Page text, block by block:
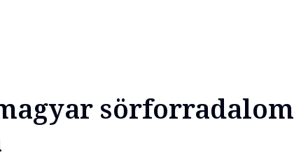
sörforradalom